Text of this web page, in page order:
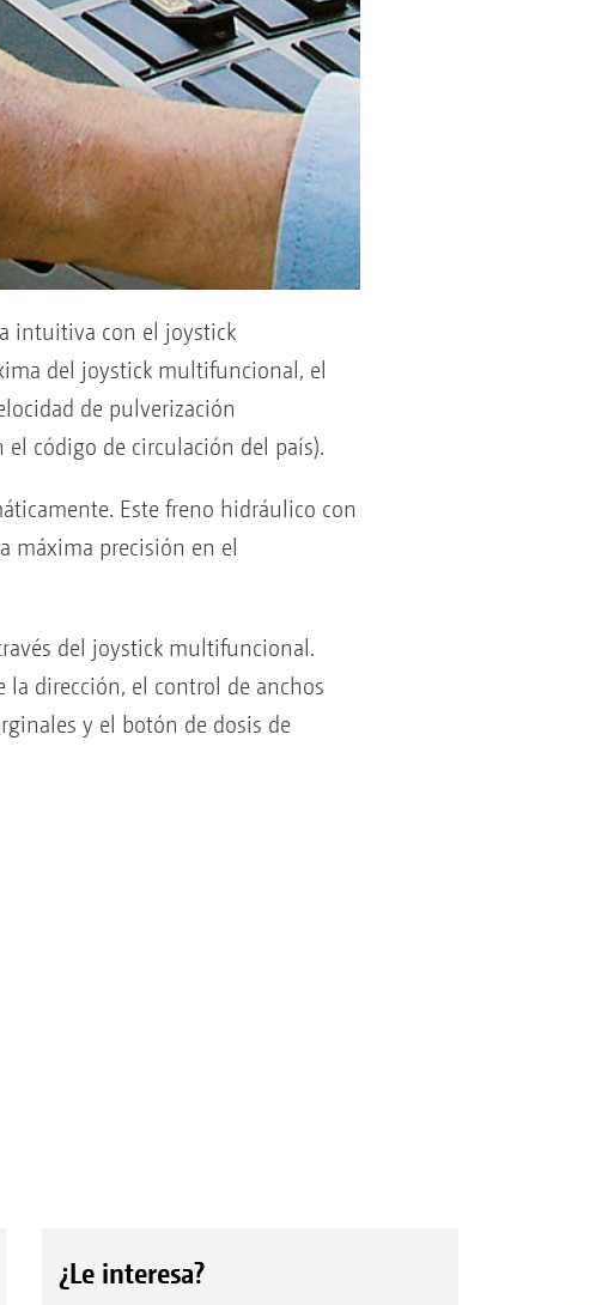
intuitiva con el joystick
del joystick multifuncional, el
de pulverización
código de circulación del país).
Este freno hidráulico con
máxima precisión en el
del joystick multifuncional.
dirección, el control de anchos
y el botón de dosis de
¿Le interesa?